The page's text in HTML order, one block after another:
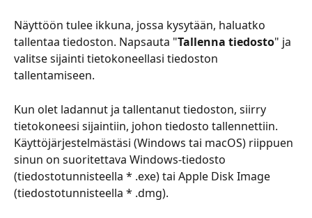
​​​​​​​​​​​​​​​​​​​​​Näyttöön tulee ikkuna, jossa kysytään, haluatko
tallentaa tiedoston. Napsauta "Tallenna tiedosto" ja
valitse sijainti tietokoneellasi tiedoston
tallentamiseen.
​​​​​​​​​​​​​​​​​​​​​​​Kun olet ladannut ja tallentanut tiedoston, siirry
tietokoneesi sijaintiin, johon tiedosto tallennettiin.
Käyttöjärjestelmästäsi (Windows tai macOS) riippuen
sinun on suoritettava Windows-tiedosto
(tiedostotunnisteella * .exe) tai Apple Disk Image
(tiedostotunnisteella * .dmg).